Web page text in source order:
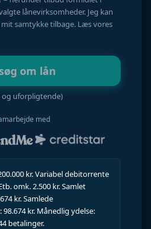
lånevirksomheder. Jeg kan
samtykke tilbage. Læs vores
om lån
og uforpligtende)
med
kr. Variabel debitorrente
omk. 2.500 kr. Samlet
kr. Samlede
kr. Månedlig ydelse:
betalinger.